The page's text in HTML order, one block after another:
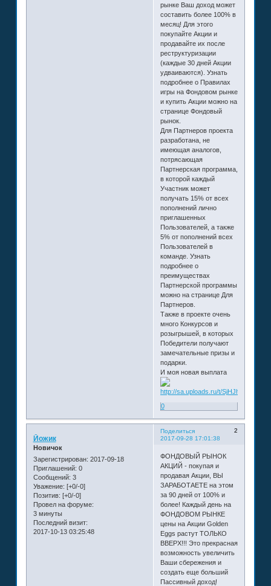
рынке Ваш доход может
составить более 100% в
месяц! Для этого
покупайте Акции и
продавайте их после
реструктуризации
(каждые 30 дней Акции
удваиваются). Узнать
подробнее о Правилах
игры на Фондовом рынке
и купить Акции можно на
странице Фондовый
рынок.
Для Партнеров проекта
разработана, не
имеющая аналогов,
потрясающая
Партнерская программа,
в которой каждый
Участник может
получать 15% от всех
пополнений лично
приглашенных
Пользователей, а также
5% от пополнений всех
Пользователей в
команде. Узнать
подробнее о
преимуществах
Партнерской программы
можно на странице Для
Партнеров.
Также в проекте очень
много Конкурсов и
розыгрышей, в которых
Победители получают
замечательные призы и
подарки.
И моя новая выплата
0
Поделиться
2
2017-09-28 17:01:38
Йожик
Новичок
Зарегистрирован: 2017-09-18
Приглашений: 0
Сообщений: 3
Уважение: [+0/-0]
Позитив: [+0/-0]
Провел на форуме:
3 минуты
Последний визит:
2017-10-13 03:25:48
ФОНДОВЫЙ РЫНОК
АКЦИЙ - покупая и
продавая Акции, ВЫ
ЗАРАБОТАЕТЕ на этом
за 90 дней от 100% и
более! Каждый день на
ФОНДОВОМ РЫНКЕ
цены на Акции Golden
Eggs растут ТОЛЬКО
ВВЕРХ!!! Это прекрасная
возможность увеличить
Ваши сбережения и
создать еще больший
Пассивный доход!